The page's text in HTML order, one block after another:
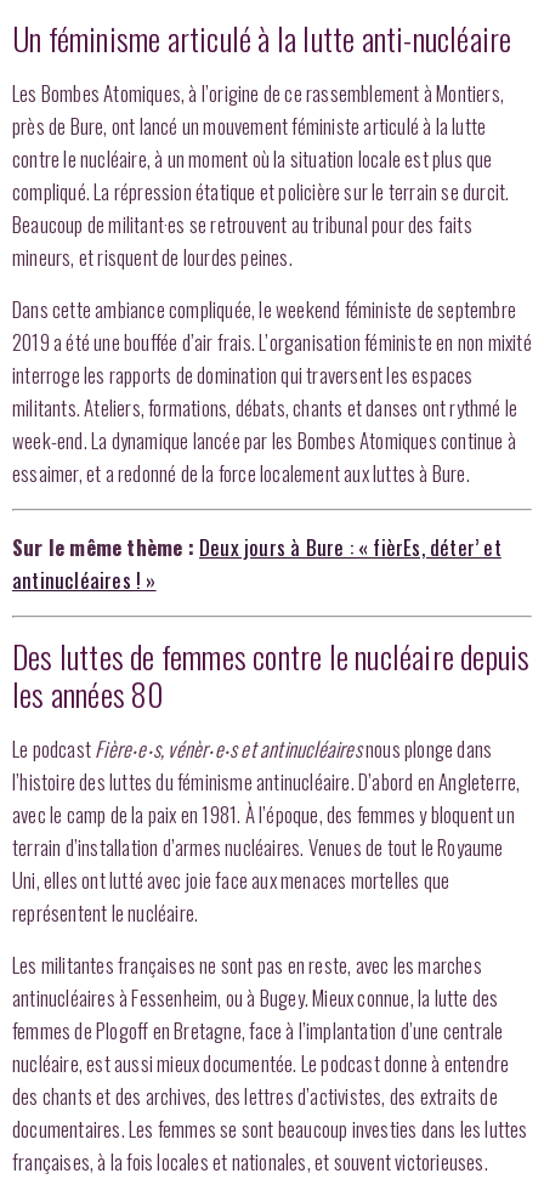
Un féminisme articulé à la lutte anti-nucléaire
Les Bombes Atomiques, à l’origine de ce rassemblement à Montiers,
près de Bure, ont lancé un mouvement féministe articulé à la lutte
contre le nucléaire, à un moment où la situation locale est plus que
compliqué. La répression étatique et policière sur le terrain se durcit.
Beaucoup de militant·es se retrouvent au tribunal pour des faits
mineurs, et risquent de lourdes peines.
Dans cette ambiance compliquée, le weekend féministe de septembre
2019 a été une bouffée d’air frais. L’organisation féministe en non mixité
interroge les rapports de domination qui traversent les espaces
militants. Ateliers, formations, débats, chants et danses ont rythmé le
week-end. La dynamique lancée par les Bombes Atomiques continue à
essaimer, et a redonné de la force localement aux luttes à Bure.
Sur le même thème : Deux jours à Bure : « fièrEs, déter’ et
antinucléaires ! »
Des luttes de femmes contre le nucléaire depuis
les années 80
Le podcastFière‧e‧s, vénèr‧e‧s et antinucléairesnous plonge dans
l’histoire des luttes du féminisme antinucléaire. D’abord en Angleterre,
avec le camp de la paix en 1981. À l’époque, des femmes y bloquent un
terrain d’installation d’armes nucléaires. Venues de tout le Royaume
Uni, elles ont lutté avec joie face aux menaces mortelles que
représentent le nucléaire.
Les militantes françaises ne sont pas en reste, avec les marches
antinucléaires à Fessenheim, ou à Bugey. Mieux connue, la lutte des
femmes de Plogoff en Bretagne, face à l’implantation d’une centrale
nucléaire, est aussi mieux documentée. Le podcast donne à entendre
des chants et des archives, des lettres d’activistes, des extraits de
documentaires. Les femmes se sont beaucoup investies dans les luttes
françaises, à la fois locales et nationales, et souvent victorieuses.